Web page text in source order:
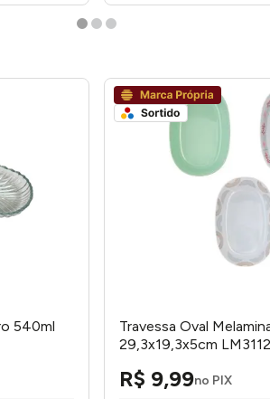
540ml
Travessa Oval
29,3x19,3x5cm
R$ 9,99no PIX